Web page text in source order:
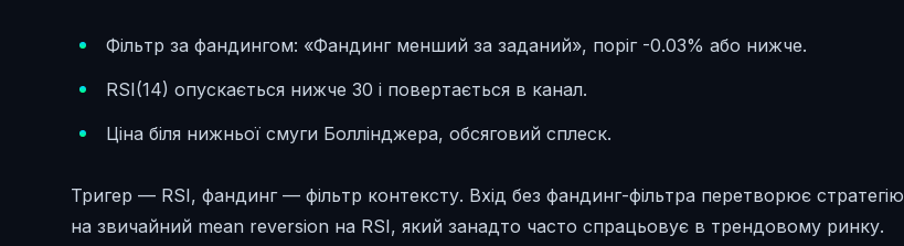
Фільтр за фандингом: «Фандинг менший за заданий», поріг -0.03% або нижче.
RSI(14) опускається нижче 30 і повертається в канал.
Ціна біля нижньої смуги Боллінджера, обсяговий сплеск.
Тригер — RSI, фандинг — фільтр контексту. Вхід без фандинг-фільтра перетворює стратегію
на звичайний mean reversion на RSI, який занадто часто спрацьовує в трендовому ринку.